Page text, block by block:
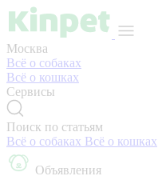
Москва
Всё о собаках
Всё о кошках
Сервисы
Поиск по статьям
Всё о собаках Всё о кошках
Объявления